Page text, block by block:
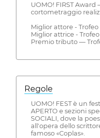
UOMO! FIRST
cortometraggio
Miglior attore - Trofeo
Miglior attrice - Trofeo
Premio tributo —
Regole
UOMO! FEST è un
APERTO e sezioni
SOCIALI, dove la
all'opera dello
famoso «Coplas».